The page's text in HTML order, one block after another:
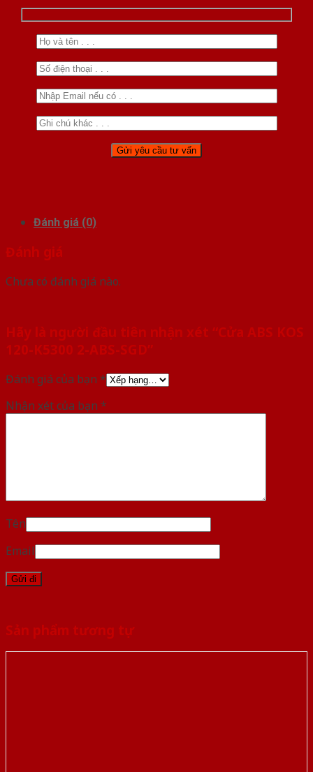
Đánh giá (0)
Đánh giá
Chưa có đánh giá nào.
Hãy là người đầu tiên nhận xét “Cửa ABS KOS
120-K5300 2-ABS-SGD”
Đánh giá của bạn *
Nhận xét của bạn *
Tên
Email
Sản phẩm tương tự